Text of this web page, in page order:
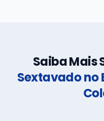
Saiba Mais
Sextavado no